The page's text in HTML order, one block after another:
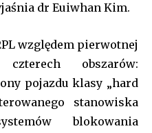
dr Euiwhan Kim.
względem pierwotnej
obszarów:
pojazdu klasy „hard
stanowiska
blokowania